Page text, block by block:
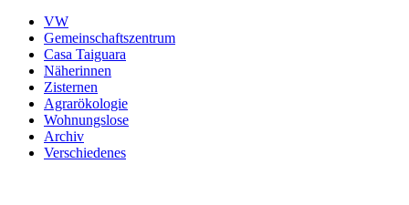
VW
Gemeinschaftszentrum
Casa Taiguara
Näherinnen
Zisternen
Agrarökologie
Wohnungslose
Archiv
Verschiedenes